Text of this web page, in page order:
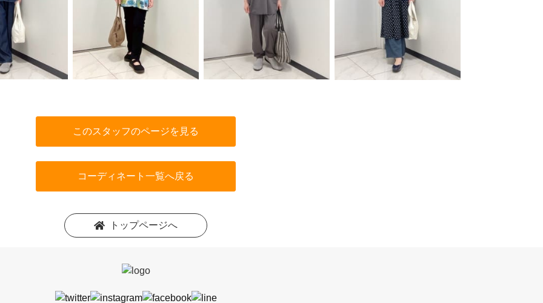
このスタッフのページを見る
コーディネート一覧へ戻る
トップページへ